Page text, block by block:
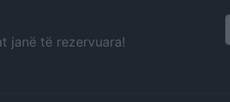
janë të rezervuara!